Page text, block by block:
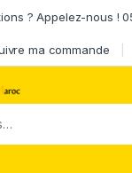
? Appelez-nous !
ma commande